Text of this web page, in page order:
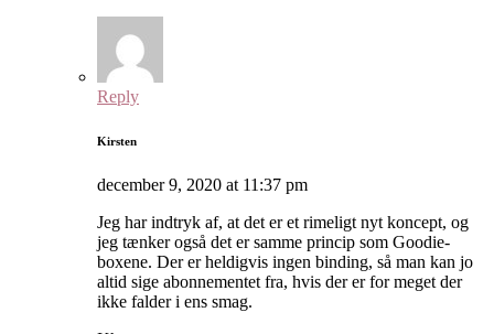
Reply
Kirsten
december 9, 2020 at 11:37 pm
Jeg har indtryk af, at det er et rimeligt nyt koncept, og
jeg tænker også det er samme princip som Goodie-
boxene. Der er heldigvis ingen binding, så man kan jo
altid sige abonnementet fra, hvis der er for meget der
ikke falder i ens smag.